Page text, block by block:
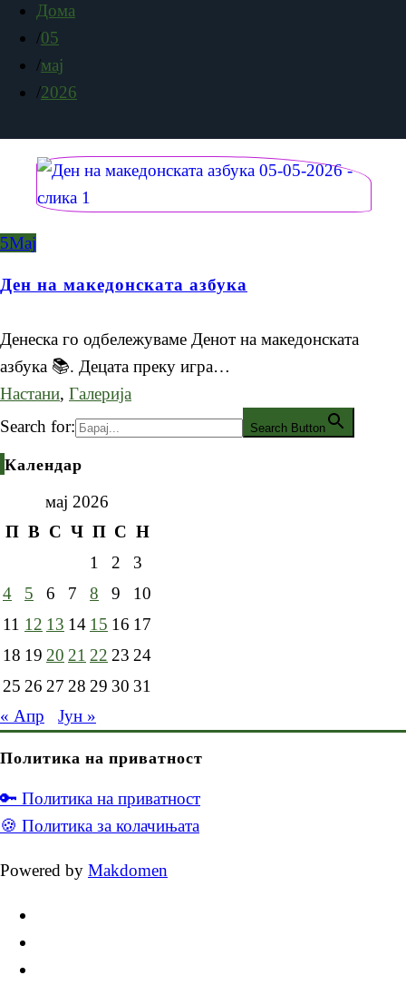
Дома
05
мај
2026
5Мај
Ден на македонската азбука
Денеска го одбележуваме Денот на македонската
азбука 📚. Децата преку игра…
Настани, Галерија
Search for:
Search Button
Календар
мај 2026
П В С Ч П С Н
1
2
3
4
5 6 7 8 9
10
11 12 13 14 15 16 17
18 19 20 21 22 23 24
25 26 27 28 29 30 31
« Апр
Јун »
Политика на приватност
🔑 Политика на приватност
🍪 Политика за колачињата
Powered by Makdomen